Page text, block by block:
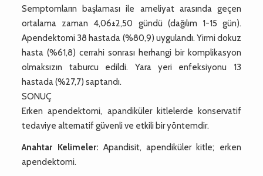
Semptomların başlaması ile ameliyat arasında geçen
ortalama zaman 4,06±2,50 gündü (dağılım 1-15 gün).
Apendektomi 38 hastada (%80,9) uygulandı. Yirmi dokuz
hasta (%61,8) cerrahi sonrası herhangi bir komplikasyon
olmaksızın taburcu edildi. Yara yeri enfeksiyonu 13
hastada (%27,7) saptandı.
SONUÇ
Erken apendektomi, apandiküler kitlelerde konservatif
tedaviye alternatif güvenli ve etkili bir yöntemdir.
Anahtar Kelimeler: Apandisit, apendiküler kitle; erken
apendektomi.